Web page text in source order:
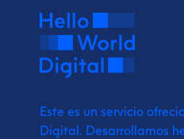
Este es un servicio
Digital. Desarrollamos